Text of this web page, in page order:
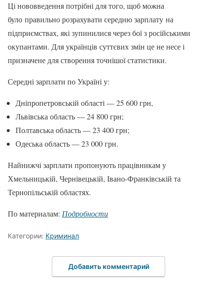
Ці нововведення потрібні для того, щоб можна
було правильно розрахувати середню зарплату на
підприємствах, які зупинилися через бої з російськими
окупантами. Для українців суттєвих змін це не несе і
призначене для створення точнішої статистики.
Середні зарплати по Україні у:
Дніпропетровській області — 25 600 грн,
Львівська область — 24 800 грн;
Полтавська область — 23 400 грн;
Одеська область — 23 000 грн.
Найнижчі зарплати пропонують працівникам у
Хмельницькій, Чернівецькій, Івано-Франківській та
Тернопільській областях.
По материалам: Подробности
Категории: Криминал
Добавить комментарий